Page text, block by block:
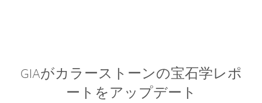
GIAがカラーストーンの宝石学レポ
ートをアップデート